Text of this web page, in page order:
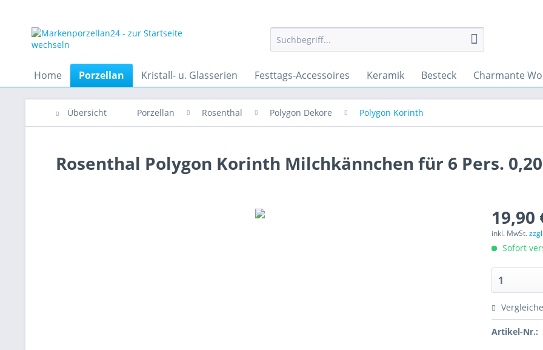
Home Porzellan Kristall- u. Glasserien Festtags-Accessoires Keramik Besteck Charmante
Übersicht Porzellan Rosenthal Polygon Dekore Polygon Korinth
Rosenthal Polygon Korinth Milchkännchen für 6 Pers.
19,90
inkl. MwSt.
Sofort
Artikel-Nr.: